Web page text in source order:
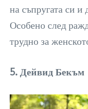
на съпругата си
Особено след
трудно за
5. Дейвид Бекъм